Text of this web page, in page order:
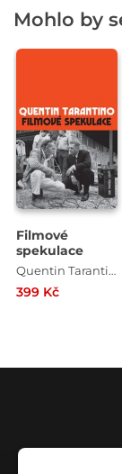
Mohlo by
Filmové
spekulace
Quentin Tarantino
399 Kč